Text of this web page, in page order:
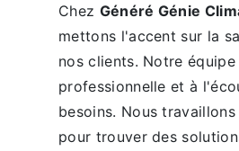
Chez Généré Génie
mettons l'accent sur la
nos clients. Notre
professionnelle et à
besoins. Nous
pour trouver des